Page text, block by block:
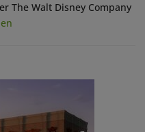
The Walt Disney Company